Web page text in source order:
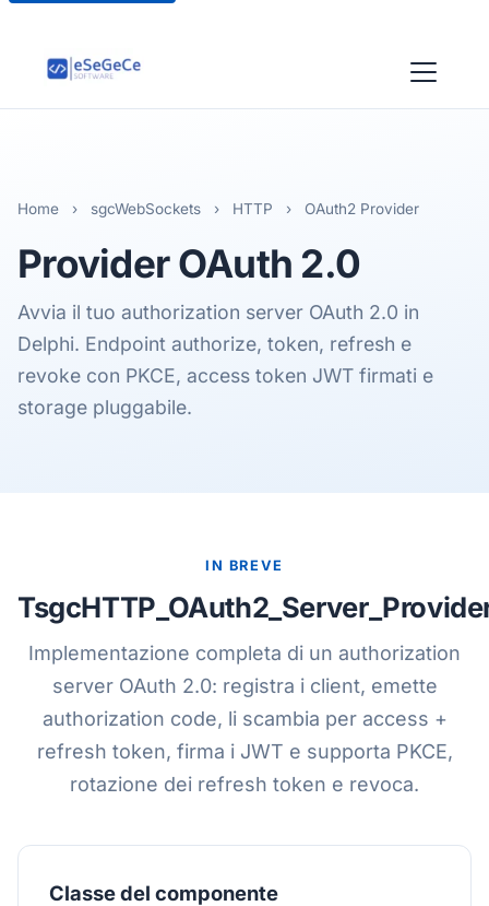
Home › sgcWebSockets › HTTP › OAuth2 Provider
ProviderOAuth 2.0
Avvia il tuo authorization server OAuth 2.0 in
Delphi. Endpoint authorize, token, refresh e
revoke con PKCE, access token JWT firmati e
storage pluggabile.
IN BREVE
Implementazione completa di un authorization
server OAuth 2.0: registra i client, emette
authorization code, li scambia per access +
refresh token, firma i JWT e supporta PKCE,
rotazione dei refresh token e revoca.
Classe del componente